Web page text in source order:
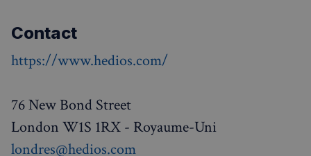
Contact
https://www.hedios.com/
76 New Bond Street
London W1S 1RX - Royaume-Uni
londres@hedios.com